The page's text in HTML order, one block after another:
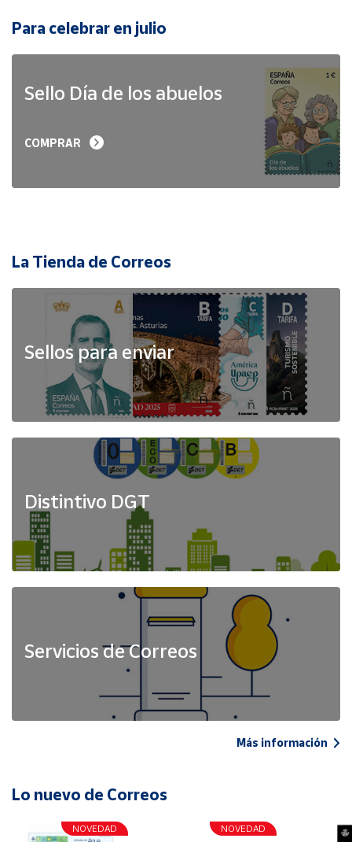
Para celebrar en julio
Sello Día de los abuelos
COMPRAR
La Tienda de Correos
Sellos para enviar
Distintivo DGT
Servicios de Correos
Más información
Lo nuevo de Correos
NOVEDAD NOVEDAD